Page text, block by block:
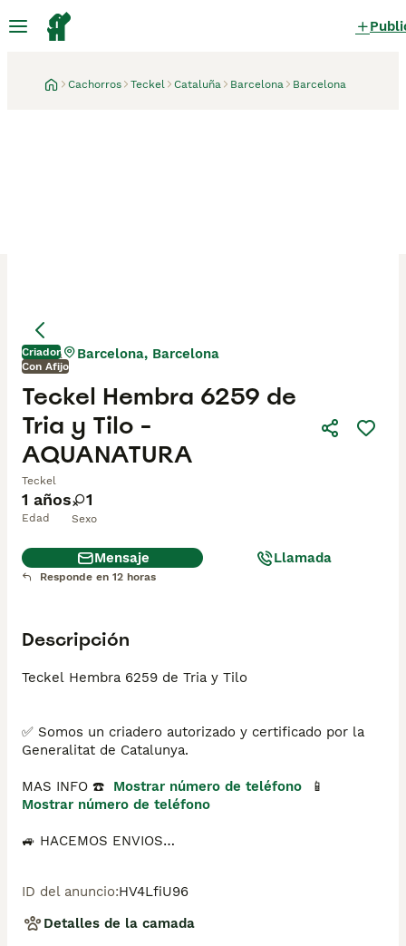
Cachorros Teckel Cataluña Barcelona Barcelona
Criador
Con Afijo
1 años
Edad
1
Sexo
Teckel Hembra 6259 de
Tria y Tilo -
AQUANATURA
Teckel
1 día Barcelona, Barcelona
Mensaje Llamada
Responde en 12 horas
Descripción
Teckel Hembra 6259 de Tria y Tilo
✅ Somos un criadero autorizado y certificado por la
Generalitat de Catalunya.
MAS INFO ☎️ Mostrar número de teléfono
Mostrar número de teléfono
🚙 HACEMOS ENVIOS
desparasitados interna y externamente, con microchip
y su registro, cartilla sanitaria y contrato de garantías,
bajo la supervisión de nuestro equipo veterinario.
ID del anuncio:HV4LfiU96
Detalles de la camada